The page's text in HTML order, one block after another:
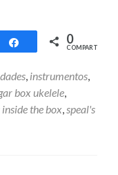
Compartir
0
COMPARTIR
, instrumentos,
box ukelele,
inside the box,speal's